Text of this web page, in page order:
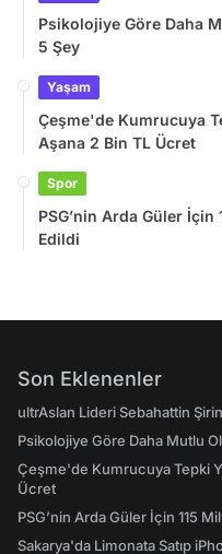
Psikolojiye Göre Daha
5 Şey
Yaşam
Çeşme'de Kumrucuya
Aşana 2 Bin TL Ücret
Spor
PSG’nin Arda Güler
Edildi
Son Eklenenler
ultrAslan Lideri Sebahattin Şirin
Psikolojiye Göre Daha Mutlu
Çeşme'de Kumrucuya Tepki
Ücret
PSG’nin Arda Güler İçin 115
Sakarya'da Limonata Satıp